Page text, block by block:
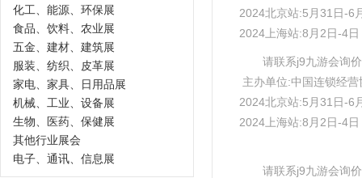
2024北京站:5月31日-6
2024上海站:8月2日-4
请联系j9九游会询价
主办单位:中国连锁经营
2024北京站:5月31日-6
2024上海站:8月2日-4
请联系j9九游会询价
化工、能源、环保展
食品、饮料、农业展
五金、建材、建筑展
服装、纺织、皮革展
家电、家具、日用品展
机械、工业、设备展
生物、医药、保健展
其他行业展会
电子、通讯、信息展